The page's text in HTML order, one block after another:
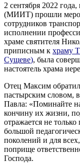
2 сентября 2022
(МИИТ) прошли
сотрудников
исполнении
храме святителя
приписным к храму
Сущеве), была
настоятель храма
Отец Максим
пастырским словом,
Павла: «Поминайте
кончину их жизни,
отражается не
большой
поколений и для
поприще
Господа.